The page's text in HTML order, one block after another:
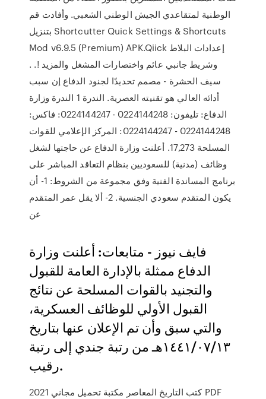
الوطنية لمتقاعدي الجيش الوطني الشعبي. وأفادت قم
بتنزيل Shortcutter Quick Settings & Shortcuts
Mod v6.9.5 (Premium) APK.Qiick إعدادات البلاط
وشريط جانبي عائم واختصارات المشغل والمزيد !. .
سيف الحشرة - مصمم تحديدًا لجنود الدفاع إن سبب
أدائه العالي هو تقنيته العصرية. الندرة 1 الندرة وزارة
الدفاع: تليفون: 0224144248 - 0224144247: فاكس:
0224144248 - 0224144247: المركز الإعلامي للقوات
المسلحة 17,273. أعلنت وزارة الدفاع عن حاجتها لشغل
وظائف (مدنية) للسعوديين بنظام التعاقد المباشر على
برنامج المساندة الفنية وفق مجموعة من الشروط: 1- أن
يكون المتقدم سعودي الجنسية. 2- ألا يقل عمر المتقدم
عن
فايف نيوز - متابعات: أعلنت وزارة
الدفاع ممثلة بالإدارة العامة للقبول
والتجنيد بالقوات المسلحة عن نتائج
القبول الأولي للوظائف العسكرية،
والتي سبق وأن تم الإعلان عنها بتاريخ
١٤٤١/٠٧/١٣هـ من رتبة جندي إلى رتبة
رقيب.
كتب التاريخ المعاصر مكتبة تحميل مجاني 2021 PDF